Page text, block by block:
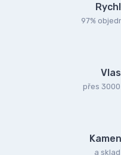
97%
přes
a